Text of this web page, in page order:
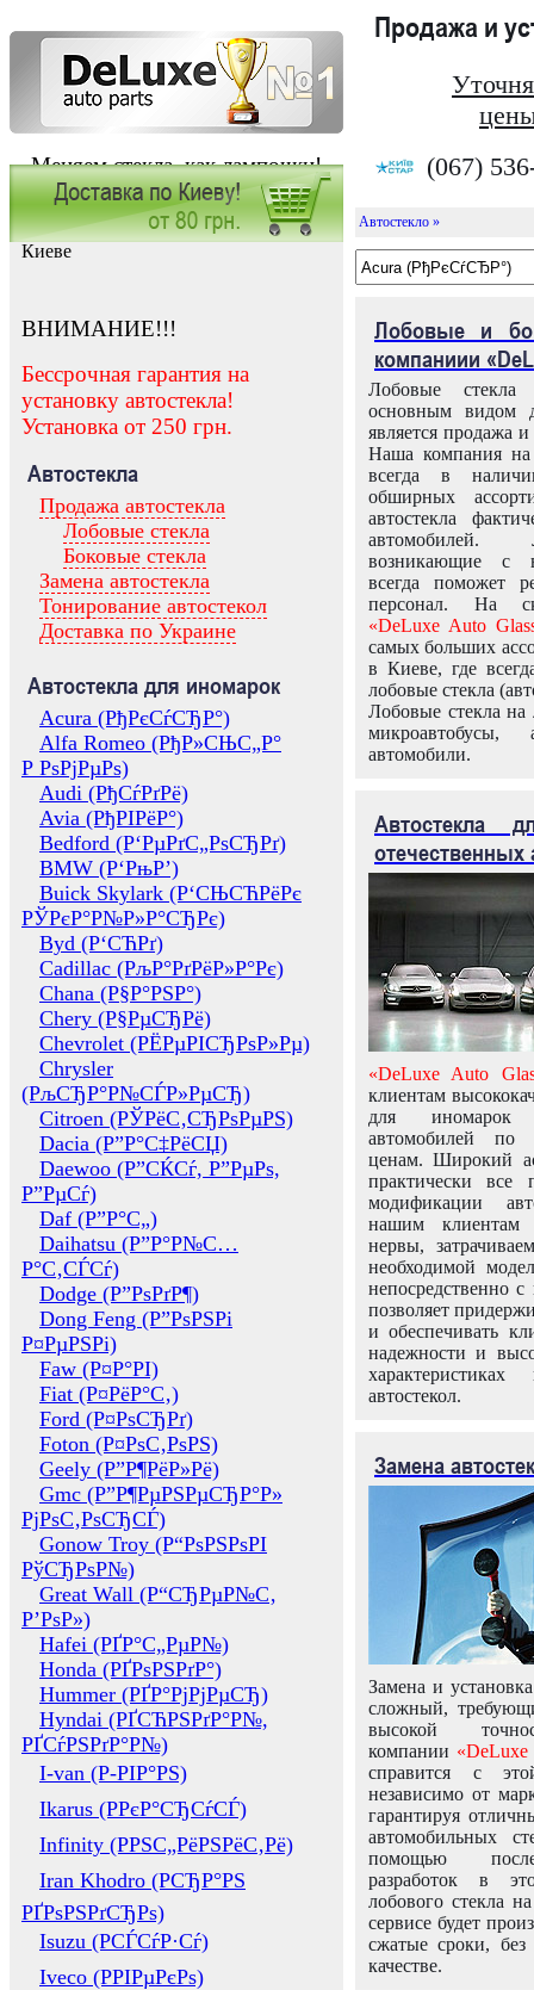
Меняем стекла, как лампочки!
Продажа и
(067)
Заказать установку автостекла в
Киеве
ВНИМАНИЕ!!!
Бессрочная гарантия на
установку автостекла!
Установка от 250 грн.
Автостекла
Продажа автостекла
Лобовые стекла
Боковые стекла
Замена автостекла
Тонирование автостекол
Доставка по Украине
Автостекла для иномарок
Acura (РђРєСѓСЂР°)
Alfa Romeo (РђР»СЊС„Р°
Р РѕРјРµРѕ)
Audi (РђСѓРґРё)
Avia (РђРІРёР°)
Bedford (Р‘РµРґС„РѕСЂРґ)
BMW (Р‘РњР’)
Buick Skylark (Р‘СЊСЋРёРє
РЎРєР°Р№Р»Р°СЂРє)
Byd (Р‘СЋРґ)
Cadillac (РљР°РґРёР»Р°Рє)
Chana (Р§Р°РЅР°)
Chery (Р§РµСЂРё)
Chevrolet (РЁРµРІСЂРѕР»Рµ)
Chrysler
(РљСЂР°Р№СЃР»РµСЂ)
Citroen (РЎРёС‚СЂРѕРµРЅ)
Dacia (Р”Р°С‡РёСЏ)
Daewoo (Р”СЌСѓ, Р”РµРѕ,
Р”РµСѓ)
Daf (Р”Р°С„)
Daihatsu (Р”Р°Р№С…
Р°С‚СЃСѓ)
Dodge (Р”РѕРґР¶)
Dong Feng (Р”РѕРЅРі
Р¤РµРЅРі)
Faw (Р¤Р°РІ)
Fiat (Р¤РёР°С‚)
Ford (Р¤РѕСЂРґ)
Foton (Р¤РѕС‚РѕРЅ)
Geely (Р”Р¶РёР»Рё)
Gmc (Р”Р¶РµРЅРµСЂР°Р»
РјРѕС‚РѕСЂСЃ)
Gonow Troy (Р“РѕРЅРѕРІ
РўСЂРѕР№)
Great Wall (Р“СЂРµР№С‚
Р’РѕР»)
Hafei (РҐР°С„РµР№)
Honda (РҐРѕРЅРґР°)
Hummer (РҐР°РјРјРµСЂ)
Hyndai (РҐСЋРЅРґР°Р№,
РҐСѓРЅРґР°Р№)
I-van (Р-РІР°РЅ)
Ikarus (РРєР°СЂСѓСЃ)
Infinity (РРЅС„РёРЅРёС‚Рё)
Iran Khodro (РСЂР°РЅ
РҐРѕРЅРґСЂРѕ)
Isuzu (РСЃСѓР·Сѓ)
Iveco (РРІРµРєРѕ)
Автостекло »
Лобовые и
компаниии
Лобовые
основным видом
является продажа и
Наша компания на
всегда в
обширных
автостекла
возникающие с
всегда поможет
персонал. На
«DeLuxe Auto
самых больших
в Киеве, где
лобовые стекла
Лобовые стекла на
микроавтобусы,
автомобили.
Автостекла
отечественных
«DeLuxe Auto
клиентам
для иномарок
автомобилей
ценам. Широкий
практически все
модификации
нашим клиентам
нервы,
необходимой
непосредственно
позволяет
и обеспечивать
надежности и
автостекол.
Замена
Замена и
сложный,
высокой
компании «DeLuxe
справится с
независимо от
гарантируя
автомобильных
помощью
разработок в
лобового стекла
сервисе будет
сжатые сроки,
качестве.